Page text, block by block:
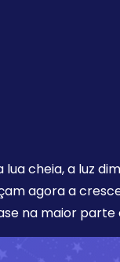
lua cheia, a luz
agora a
na maior parte